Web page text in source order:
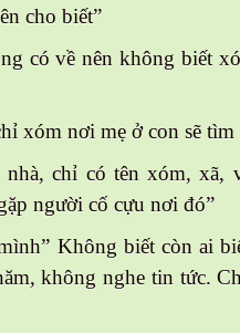
cho biết”
có về nên không biết
xóm nơi mẹ ở con sẽ tìm
chỉ có tên xóm, xã,
người cố cựu nơi đó”
Không biết còn ai
không nghe tin tức.